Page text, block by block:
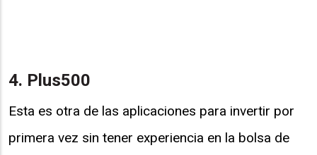
4. Plus500
Esta es otra de las aplicaciones para invertir por
primera vez sin tener experiencia en la bolsa de